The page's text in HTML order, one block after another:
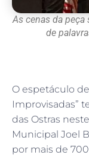
As cenas da peça
de
O espetáculo
Improvisadas”
das Ostras
Municipal Joel
por mais de